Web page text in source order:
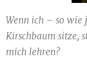
Wenn ich – so wie
Kirschbaum sitze,
mich lehren?